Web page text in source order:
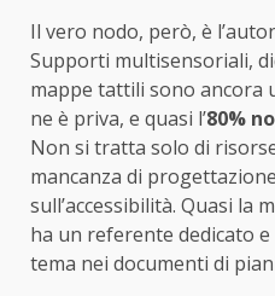
Il vero nodo, però, è
Supporti multisensoriali,
mappe tattili sono ancora
ne è priva, e quasi l’80%
Non si tratta solo di
mancanza di
sull’accessibilità. Quasi la
ha un referente dedicato
tema nei documenti di